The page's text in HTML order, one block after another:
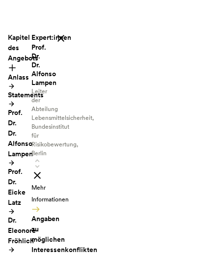
Kapitel
des
Angebots
Anlass
Statements
Prof.
Dr.
Dr.
Alfonso
Lampen
Prof.
Dr.
Eicke
Latz
Dr.
Eleonore
Fröhlich
Expert:innen
Prof.
Dr.
Dr.
Alfonso
Lampen
Leiter
der
Abteilung
Lebensmittelsicherheit,
Bundesinstitut
für
Risikobewertung,
Berlin
Mehr
Informationen
Angaben
zu
möglichen
Interessenkonflikten